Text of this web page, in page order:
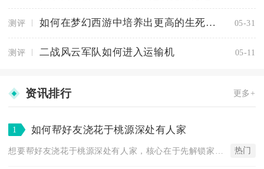
测评 如何在梦幻西游中培养出更高的生死点化 05-31
测评 二战风云军队如何进入运输机 05-11
资讯排行 更多+
1 如何帮好友浇花于桃源深处有人家
热门